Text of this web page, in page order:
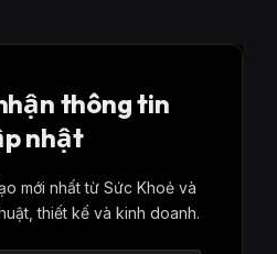
thông tin
nhật
mới nhất từ ​​Sức Khoẻ và
thiết kế và kinh doanh.